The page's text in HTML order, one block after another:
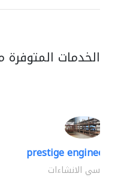
الخدمات
prestige
مهندسي الانشاءات